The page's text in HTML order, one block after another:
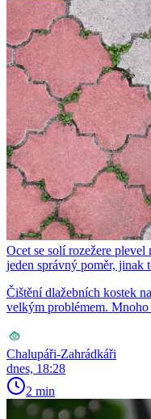
Ocet se solí rozežere
jeden správný poměr, jinak
Čištění dlažebních kostek
velkým problémem. Mnoho
Chalupáři-Zahrádkáři
dnes, 18:28
2 min